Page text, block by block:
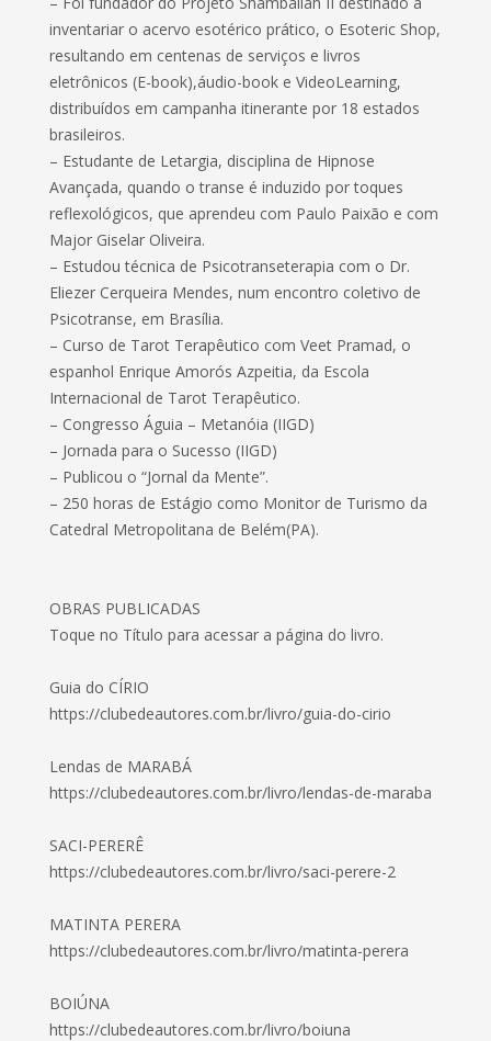
inventariar o acervo esotérico prático, o Esoteric Shop,
resultando em centenas de serviços e livros
eletrônicos (E-book),áudio-book e VideoLearning,
distribuídos em campanha itinerante por 18 estados
brasileiros.
– Estudante de Letargia, disciplina de Hipnose
Avançada, quando o transe é induzido por toques
reflexológicos, que aprendeu com Paulo Paixão e com
Major Giselar Oliveira.
– Estudou técnica de Psicotranseterapia com o Dr.
Eliezer Cerqueira Mendes, num encontro coletivo de
Psicotranse, em Brasília.
– Curso de Tarot Terapêutico com Veet Pramad, o
espanhol Enrique Amorós Azpeitia, da Escola
Internacional de Tarot Terapêutico.
– Congresso Águia – Metanóia (IIGD)
– Jornada para o Sucesso (IIGD)
– Publicou o “Jornal da Mente”.
– 250 horas de Estágio como Monitor de Turismo da
Catedral Metropolitana de Belém(PA).
OBRAS PUBLICADAS
Toque no Título para acessar a página do livro.
Guia do CÍRIO
https://clubedeautores.com.br/livro/guia-do-cirio
Lendas de MARABÁ
https://clubedeautores.com.br/livro/lendas-de-maraba
SACI-PERERÊ
https://clubedeautores.com.br/livro/saci-perere-2
MATINTA PERERA
https://clubedeautores.com.br/livro/matinta-perera
BOIÚNA
https://clubedeautores.com.br/livro/boiuna